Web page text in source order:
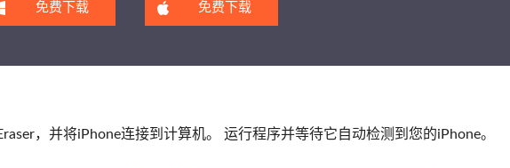
免费下载 免费下载
，并将iPhone连接到计算机。 运行程序并等待它自动检测到您的iPhone。